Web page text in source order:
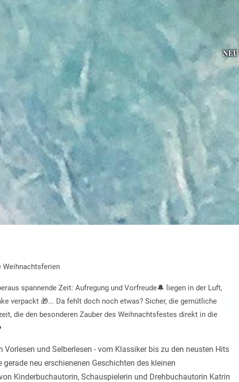
NEU
Weihnachtsferien
spannende Zeit: Aufregung und Vorfreude🔔
liegen in der Luft,
verpackt 🎁... Da fehlt doch noch etwas? Sicher, die gemütliche
die den besonderen Zauber des Weihnachtsfestes direkt in die
und Selberlesen - vom Klassiker bis zu den neusten Hits
neu erschienenen Geschichten des kleinen
Kinderbuchautorin, Schauspielerin und Drehbuchautorin Katrin